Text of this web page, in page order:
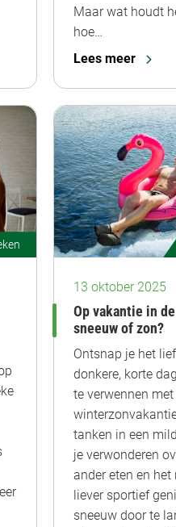
Maar wat houdt
hoe…
Lees meer
13 oktober 2025
Op vakantie in
sneeuw of zon?
Ontsnap je het
donkere, korte
te verwennen met
tanken in een
je verwonderen
ander eten en
liever sportief
sneeuw door te